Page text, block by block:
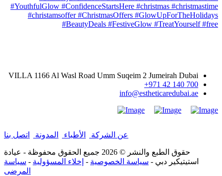
VILLA 1166 Al Wasl Road Umm Suqeim 2 Jumeirah Dubai
700 140 42 971+
info@estheticaredubai.ae
عن الشركة الأطباء المدونة اتصل بنا
حقوق الطبع والنشر ©
2026 جميع الحقوق محفوظة - عيادة
استيتيكير دبي - سياسة الخصوصية - إخلاء المسؤولية - سياسة
المرضى